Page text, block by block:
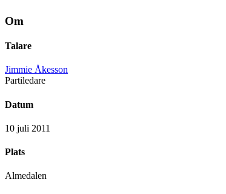
Om
Talare
Jimmie Åkesson
Partiledare
Datum
10 juli 2011
Plats
Almedalen